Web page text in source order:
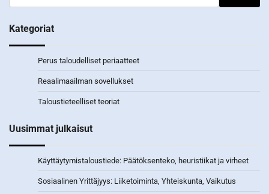
for:
Kategoriat
Perus taloudelliset periaatteet
Reaalimaailman sovellukset
Taloustieteelliset teoriat
Uusimmat julkaisut
Käyttäytymistaloustiede: Päätöksenteko, heuristiikat ja virheet
Sosiaalinen Yrittäjyys: Liiketoiminta, Yhteiskunta, Vaikutus